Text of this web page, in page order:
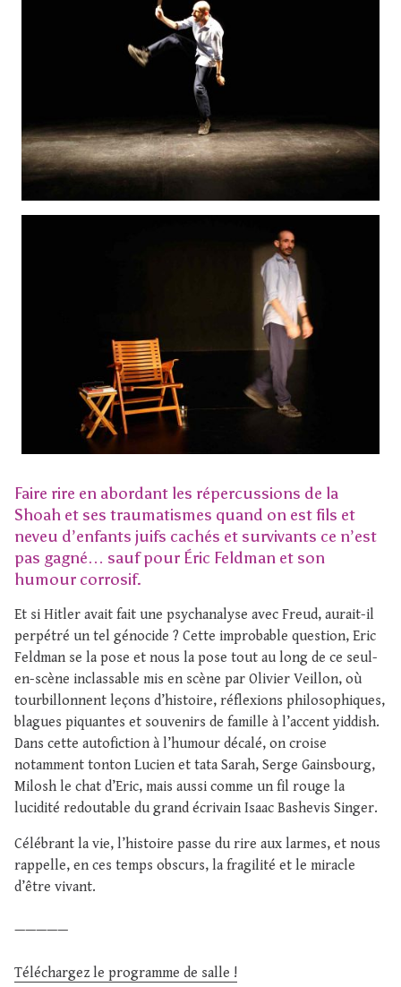
Faire rire en abordant les répercussions de la
Shoah et ses traumatismes quand on est fils et
neveu d’enfants juifs cachés et survivants ce n’est
pas gagné… sauf pour Éric Feldman et son
humour corrosif.
Et si Hitler avait fait une psychanalyse avec Freud, aurait-il
perpétré un tel génocide ? Cette improbable question, Eric
Feldman se la pose et nous la pose tout au long de ce seul-
en-scène inclassable mis en scène par Olivier Veillon, où
tourbillonnent leçons d’histoire, réflexions philosophiques,
blagues piquantes et souvenirs de famille à l’accent yiddish.
Dans cette autofiction à l’humour décalé, on croise
notamment tonton Lucien et tata Sarah, Serge Gainsbourg,
Milosh le chat d’Eric, mais aussi comme un fil rouge la
lucidité redoutable du grand écrivain Isaac Bashevis Singer.
Célébrant la vie, l’histoire passe du rire aux larmes, et nous
rappelle, en ces temps obscurs, la fragilité et le miracle
d’être vivant.
—————
Téléchargez le programme de salle !